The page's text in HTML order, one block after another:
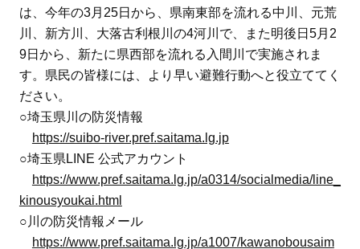
は、今年の3月25日から、県南東部を流れる中川、元荒
川、新方川、大落古利根川の4河川で、また明後日5月2
9日から、新たに県西部を流れる入間川で実施されま
す。県民の皆様には、より早い避難行動へと役立ててく
ださい。
○埼玉県川の防災情報
https://suibo-river.pref.saitama.lg.jp
○埼玉県LINE 公式アカウント
https://www.pref.saitama.lg.jp/a0314/socialmedia/line_
kinousyoukai.html
○川の防災情報メール
https://www.pref.saitama.lg.jp/a1007/kawanobousaim